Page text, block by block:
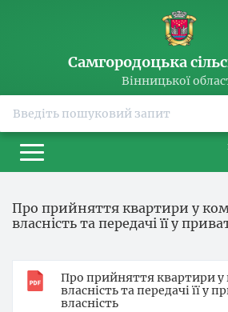
Самгородоцька
Вінницької
Про прийняття квартири у
власність та передачі її у
Про прийняття квартири у
власність та передачі її у
власність